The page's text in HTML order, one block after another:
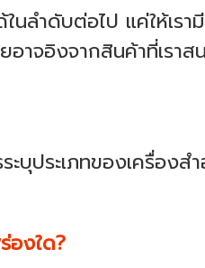
ลำดับต่อไป แค่ให้เร
าจอิงจากสินค้าที่เราส
ะเภทของเครื่องสำอ
องใด?